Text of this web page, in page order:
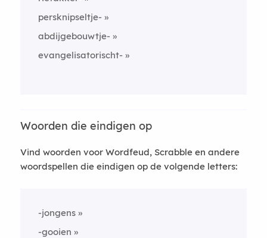
persknipseltje-
abdijgebouwtje-
evangelisatorischt-
Woorden die eindigen op
Vind woorden voor Wordfeud, Scrabble en andere
woordspellen die eindigen op de volgende letters:
-jongens
-gooien